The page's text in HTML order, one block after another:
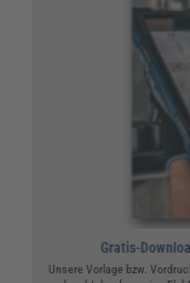
Gratis-
Unsere Vorlage bzw.